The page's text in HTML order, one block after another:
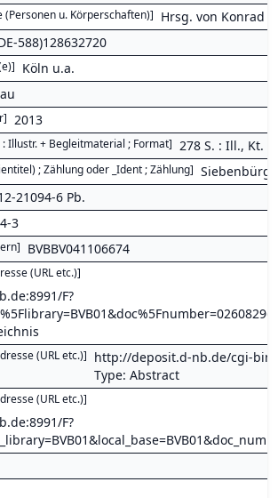
(Personen u. Körperschaften)] Hrsg. von Konrad
588)128632720
] Köln u.a.
] 2013
Illustr. + Begleitmaterial ; Format] 278 S. : Ill., Kt. ;
; Zählung oder _Ident ; Zählung]
21094-6 Pb.
3
] BVBBV041106674
(URL etc.)]
F?
(URL etc.)] http://deposit.d-nb.de/cgi-bin/
Type: Abstract
(URL etc.)]
F?